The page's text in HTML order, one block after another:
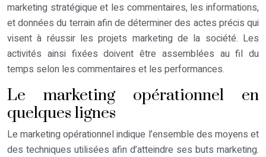
marketing stratégique et les commentaires, les informations,
et données du terrain afin de déterminer des actes précis qui
visent à réussir les projets marketing de la société. Les
activités ainsi fixées doivent être assemblées au fil du
temps selon les commentaires et les performances.
Le marketing opérationnel en
quelques lignes
Le marketing opérationnel indique l’ensemble des moyens et
des techniques utilisées afin d’atteindre ses buts marketing.